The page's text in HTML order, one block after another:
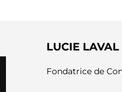
LUCIE LAVAL
Fondatrice de